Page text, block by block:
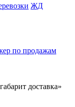
ЖД
по продажам
доставка»